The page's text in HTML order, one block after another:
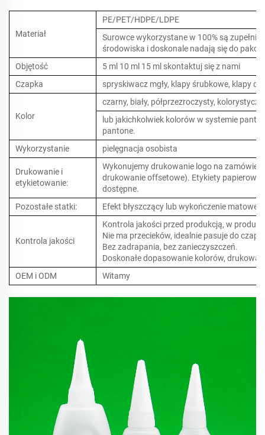
Materiał
PE/PET/HDPE/LDPE
Surowce wykorzystane w 100% są
środowiska i doskonale nadają się do
Objętość
5 ml 10 ml 15 ml skontaktuj się z nami
Czapka
spryskiwacz mgły, klapy śrubkowe, klapy
Kolor
czarny, biały, półprzezroczysty,
lub jakichkolwiek kolorów w systemie
pantone.
Wykorzystanie
pielęgnacja osobista
Drukowanie i
etykietowanie:
Wykonujemy drukowanie logo na
drukowanie offsetowe). Etykiety papierowe
dostępne.
Pozostałe statki:
Efekt błyszczący lub wykończenie matowe
Kontrola jakości
Kontrola jakości przed produkcją, w
Nie ma przecieków, idealnie pasuje do
Bez zadrapania, bez zanieczyszczeń.
Doskonałe dopasowanie kolorów,
OEM i ODM
Witamy